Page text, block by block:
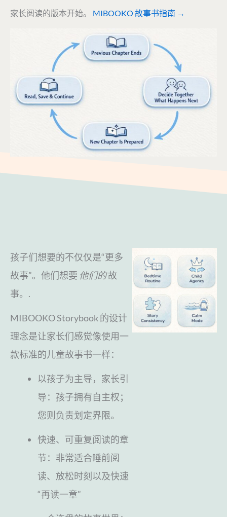
家长阅读的版本开始。 MIBOOKO 故事书指南 →
孩子们想要的不仅仅是“更多
故事”。他们想要 他们的故
事。.
MIBOOKO Storybook 的设计
理念是让家长们感觉像使用一
款标准的儿童故事书一样：
以孩子为主导，家长引
导：孩子拥有自主权；
您则负责划定界限。
快速、可重复阅读的章
节：非常适合睡前阅
读、放松时刻以及快速
“再读一章”